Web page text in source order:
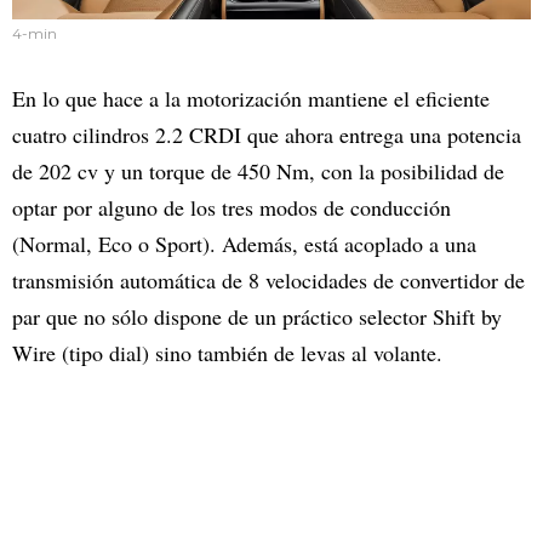
4-min
En lo que hace a la motorización mantiene el eficiente
cuatro cilindros 2.2 CRDI que ahora entrega una potencia
de 202 cv y un torque de 450 Nm, con la posibilidad de
optar por alguno de los tres modos de conducción
(Normal, Eco o Sport). Además, está acoplado a una
transmisión automática de 8 velocidades de convertidor de
par que no sólo dispone de un práctico selector Shift by
Wire (tipo dial) sino también de levas al volante.